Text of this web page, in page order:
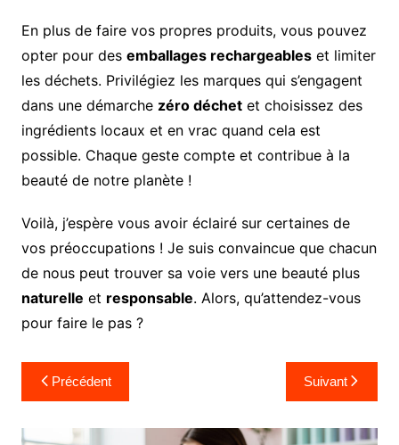
En plus de faire vos propres produits, vous pouvez
opter pour des emballages rechargeableset limiter
les déchets. Privilégiez les marques qui s’engagent
dans une démarche zéro déchetet choisissez des
ingrédients locaux et en vrac quand cela est
possible. Chaque geste compte et contribue à la
beauté de notre planète !
Voilà, j’espère vous avoir éclairé sur certaines de
vos préoccupations ! Je suis convaincue que chacun
de nous peut trouver sa voie vers une beauté plus
naturelle et responsable. Alors, qu’attendez-vous
pour faire le pas ?
Navigation
de
l’article
Précédent Suivant